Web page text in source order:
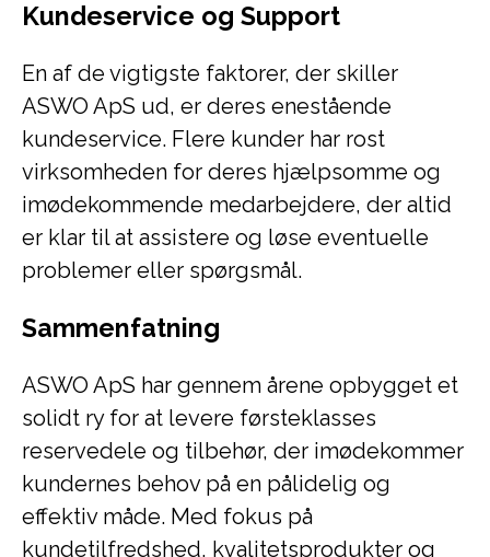
Kundeservice og Support
En af de vigtigste faktorer, der skiller
ASWO ApS ud, er deres enestående
kundeservice. Flere kunder har rost
virksomheden for deres hjælpsomme og
imødekommende medarbejdere, der altid
er klar til at assistere og løse eventuelle
problemer eller spørgsmål.
Sammenfatning
ASWO ApS har gennem årene opbygget et
solidt ry for at levere førsteklasses
reservedele og tilbehør, der imødekommer
kundernes behov på en pålidelig og
effektiv måde. Med fokus på
kundetilfredshed, kvalitetsprodukter og